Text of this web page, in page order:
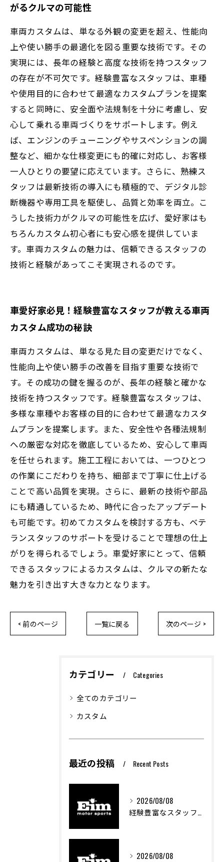
がるクルマの可能性
車両カスタムは、単なる外観の変更を超え、性能向
上や使い勝手の最適化を図る重要な技術です。その
実現には、長年の経験と高度な技術を持つスタッフ
の存在が不可欠です。経験豊富なスタッフは、車種
や使用目的に合わせて最適なカスタムプランを提案
すると同時に、安全面や法規制を十分に考慮し、安
心して乗れる車両づくりをサポートします。例え
ば、エンジンのチューニングやサスペンションの調
整など、細かな仕様変更にも的確に対応し、お客様
一人ひとりの要望に応えています。さらに、熟練ス
タッフは最新技術の導入にも積極的で、デジタル診
断機器や専用工具を駆使し、品質と効率を両立。こ
うした技術力がクルマの可能性を広げ、愛好家はも
ちろんカスタム初心者にも安心感を提供していま
す。車両カスタムの魅力は、信頼できるスタッフの
技術と経験があってこそ実現されるのです。
車愛好家必見！経験豊富なスタッフが教える車両
カスタム成功の秘訣
車両カスタムは、単なる見た目の変更だけでなく、
性能向上や使い勝手の改善を目指す重要な技術で
す。その成功の鍵を握るのが、長年の経験と確かな
技術を持つスタッフです。経験豊富なスタッフは、
多様な車種やお客様の目的に合わせて最適なカスタ
ムプランを提案します。また、安全性や各種法規制
への厳密な対応を徹底しているため、安心して車両
を任せられます。施工工程においては、一つひとつ
の作業にこだわりを持ち、細部まで丁寧に仕上げる
ことで高い品質を実現。さらに、最新の技術や部品
にも精通しているため、時代に合ったアップデート
も可能です。初めてカスタムを検討する方も、ベテ
ランスタッフのサポートを受けることで理想の仕上
がりを得られるでしょう。車愛好家にとって、信頼
できるスタッフによるカスタムは、クルマの新たな
魅力を引き出す大きな力となります。
< 前のページ 一覧に戻る 次のページ >
カテゴリー Categories
全てのカテゴリー
カスタム
最近の投稿 Recent Posts
2026/08/08
経験豊富なスタッフが創る車屋の魅力と技術
2026/08/08